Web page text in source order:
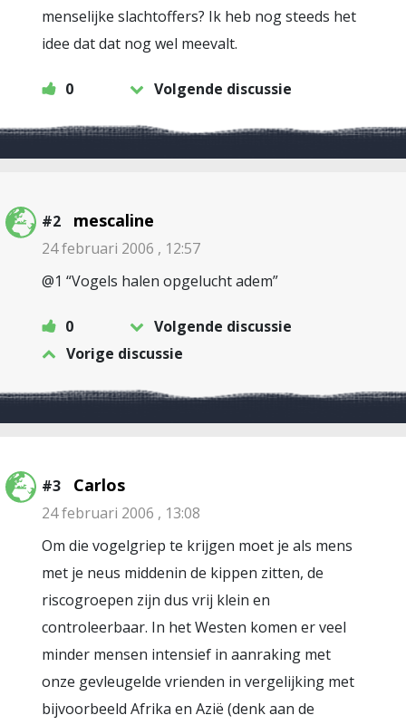
menselijke slachtoffers? Ik heb nog steeds het
idee dat dat nog wel meevalt.
0 Volgende discussie
#2 mescaline
24 februari 2006 , 12:57
@1 “Vogels halen opgelucht adem”
0
Volgende discussie
Vorige discussie
#3 Carlos
24 februari 2006 , 13:08
Om die vogelgriep te krijgen moet je als mens
met je neus middenin de kippen zitten, de
riscogroepen zijn dus vrij klein en
controleerbaar. In het Westen komen er veel
minder mensen intensief in aanraking met
onze gevleugelde vrienden in vergelijking met
bijvoorbeeld Afrika en Azië (denk aan de